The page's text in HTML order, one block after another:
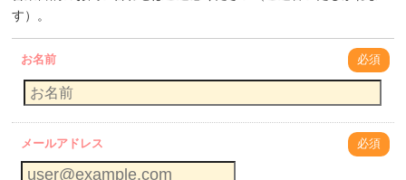
す）。
お名前 必須
メールアドレス 必須